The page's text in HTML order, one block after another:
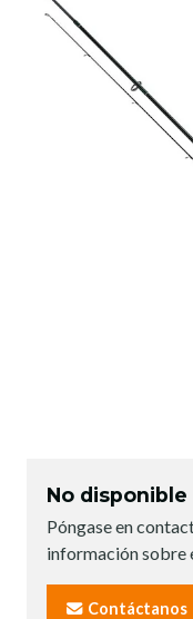
No disponible
Póngase en
información sobre
Contáctanos